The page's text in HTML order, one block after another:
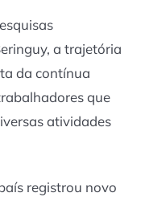
a trajetória
da contínua
que
atividades
registrou novo